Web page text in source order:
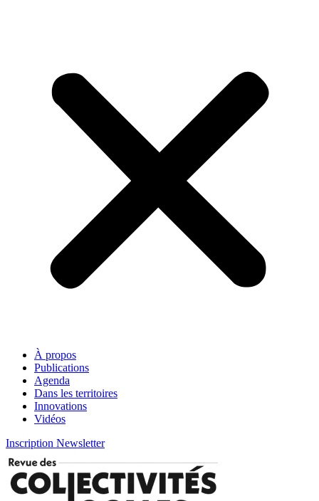
À propos
Publications
Agenda
Dans les territoires
Innovations
Vidéos
Inscription Newsletter